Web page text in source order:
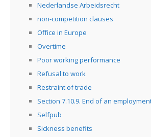
Nederlandse Arbeidsrecht
non-competition clauses
Office in Europe
Overtime
Poor working performance
Refusal to work
Restraint of trade
Section 7.10.9. End of an
Selfpub
Sickness benefits